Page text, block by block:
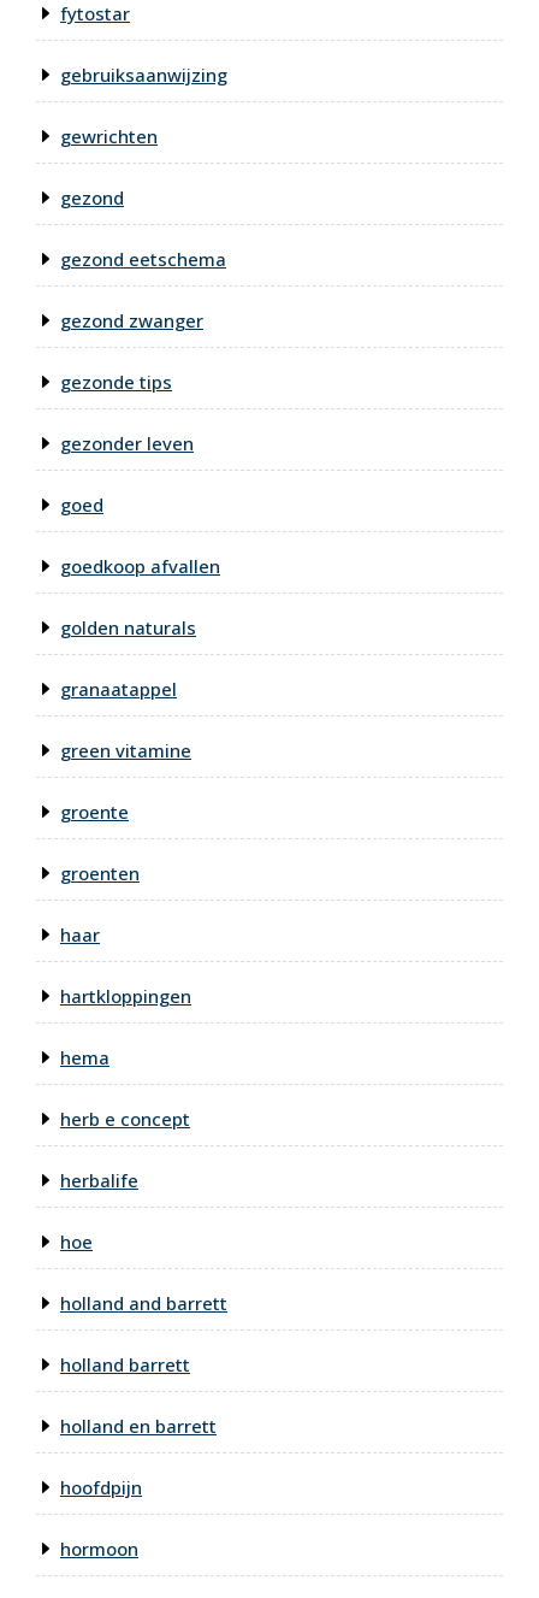
fytostar
gebruiksaanwijzing
gewrichten
gezond
gezond eetschema
gezond zwanger
gezonde tips
gezonder leven
goed
goedkoop afvallen
golden naturals
granaatappel
green vitamine
groente
groenten
haar
hartkloppingen
hema
herb e concept
herbalife
hoe
holland and barrett
holland barrett
holland en barrett
hoofdpijn
hormoon